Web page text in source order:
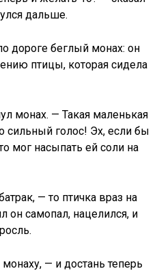
дальше.
дороге беглый монах: он
птицы, которая сидела
монах. — Такая маленькая
сильный голос! Эх, если бы
мог насыпать ей соли на
— то птичка враз на
он самопал, нацелился, и
— и достань теперь